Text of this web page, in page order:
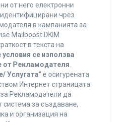
от него електронни
чрез
в кампанията за
Mailboost DKIM
в текста на
се използва
от Рекламодателя.
Услугата“ е осигурената
Интернет страницата
Рекламодатели да
система за създаване,
и организация на